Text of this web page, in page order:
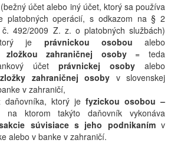
(bežný účet alebo iný účet, ktorý sa používa
platobných operácií, s odkazom na § 2
492/2009 Z. z. o platobných službách)
je právnickou osobou alebo
zložkou zahraničnej osoby= teda
účet právnickej osoby alebo
zahraničnej osoby v slovenskej
v zahraničí,
daňovníka, ktorý je fyzickou osobou –
na ktorom takýto daňovník vykonáva
súvisiace s jeho podnikanímv
alebo v banke v zahraničí.